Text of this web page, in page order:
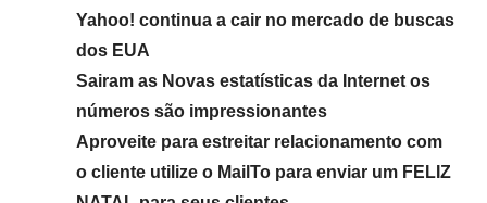
Yahoo! continua a cair no mercado de buscas
dos EUA
Sairam as Novas estatísticas da Internet os
números são impressionantes
Aproveite para estreitar relacionamento com
o cliente utilize o MailTo para enviar um FELIZ